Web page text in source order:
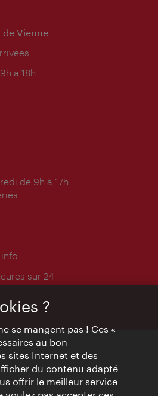
Vienne
à 18h
de 9h à 17h
sur 24
privée
?
se mangent pas ! Ces «
au bon
sites Internet et des
du contenu adapté
offrir le meilleur service